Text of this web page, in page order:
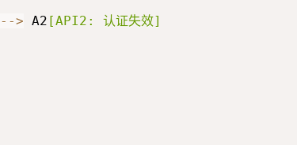
--> A2 [API2: 认证失效]